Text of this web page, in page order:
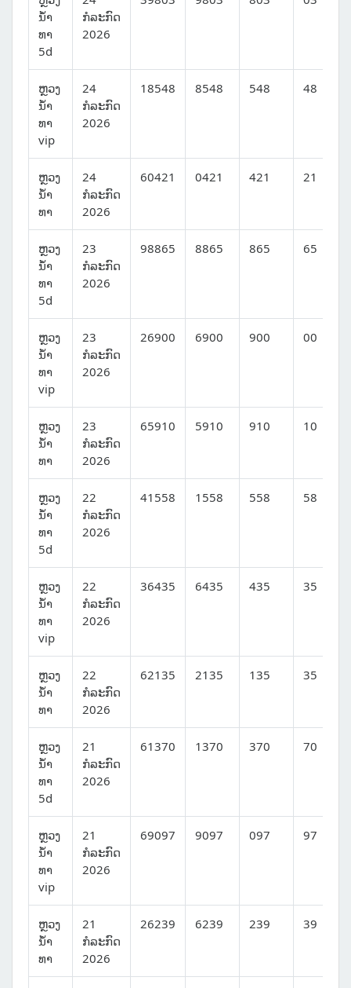
ນໍ້າ
ທາ
5d
ກໍລະກົດ
2026
ຫຼວງ
ນໍ້າ
ທາ
vip
24
ກໍລະກົດ
2026
18548 8548 548 48
ຫຼວງ
ນໍ້າ
ທາ
24
ກໍລະກົດ
2026
60421 0421 421 21
ຫຼວງ
ນໍ້າ
ທາ
5d
23
ກໍລະກົດ
2026
98865 8865 865 65
ຫຼວງ
ນໍ້າ
ທາ
vip
23
ກໍລະກົດ
2026
26900 6900 900 00
ຫຼວງ
ນໍ້າ
ທາ
23
ກໍລະກົດ
2026
65910 5910 910 10
ຫຼວງ
ນໍ້າ
ທາ
5d
22
ກໍລະກົດ
2026
41558 1558 558 58
ຫຼວງ
ນໍ້າ
ທາ
vip
22
ກໍລະກົດ
2026
36435 6435 435 35
ຫຼວງ
ນໍ້າ
ທາ
22
ກໍລະກົດ
2026
62135 2135 135 35
ຫຼວງ
ນໍ້າ
ທາ
5d
21
ກໍລະກົດ
2026
61370 1370 370 70
ຫຼວງ
ນໍ້າ
ທາ
vip
21
ກໍລະກົດ
2026
69097 9097 097 97
ຫຼວງ
ນໍ້າ
ທາ
21
ກໍລະກົດ
2026
26239 6239 239 39